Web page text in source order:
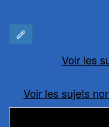
Voir les
Voir les sujets